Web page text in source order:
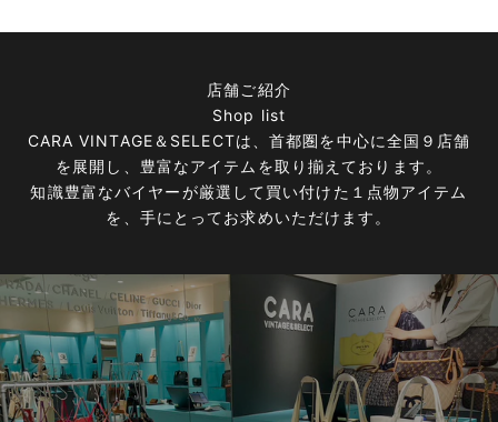
店舗ご紹介
Shop list
CARA VINTAGE＆SELECTは、首都圏を中心に全国９店舗
を展開し、豊富なアイテムを取り揃えております。
知識豊富なバイヤーが厳選して買い付けた１点物アイテム
を、手にとってお求めいただけます。